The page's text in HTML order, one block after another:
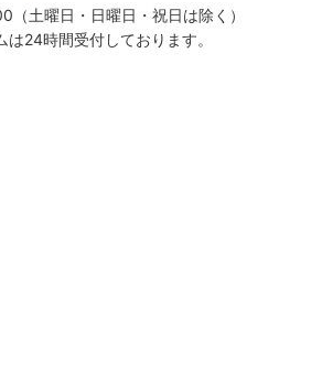
土曜日・日曜日・祝日は除く）
24時間受付しております。